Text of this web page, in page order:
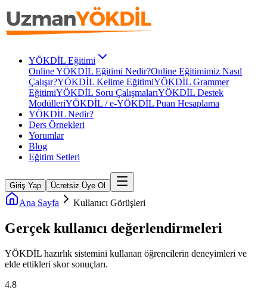
YÖKDİL Eğitimi
Online YÖKDİL Eğitimi Nedir?Online Eğitimimiz Nasıl
Çalışır?YÖKDİL Kelime EğitimiYÖKDİL Grammer
EğitimiYÖKDİL Soru ÇalışmalarıYÖKDİL Destek
ModülleriYÖKDİL / e-YÖKDİL Puan Hesaplama
YÖKDİL Nedir?
Ders Örnekleri
Yorumlar
Blog
Eğitim Setleri
Giriş Yap Ücretsiz Üye Ol
Ana Sayfa Kullanıcı Görüşleri
Gerçek kullanıcı değerlendirmeleri
YÖKDİL hazırlık sistemini kullanan öğrencilerin deneyimleri ve
elde ettikleri skor sonuçları.
4.8